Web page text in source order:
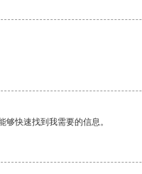
快速找到我需要的信息。